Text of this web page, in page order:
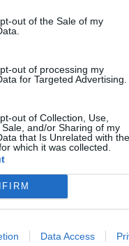
out of the Sale of my
out of processing my
for Targeted Advertising.
out of Collection, Use,
and/or Sharing of my
that Is Unrelated with the
which it was collected.
Data Access